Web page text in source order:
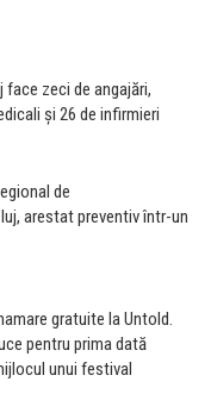
face zeci de angajări,
și 26 de infirmieri
de
arestat preventiv într-un
gratuite la Untold.
pentru prima dată
unui festival